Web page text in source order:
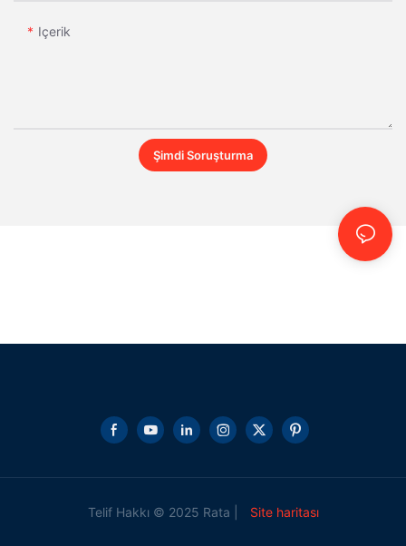
Içerik
Şimdi Soruşturma
Telif Hakkı © 2025 Rata | Site haritası